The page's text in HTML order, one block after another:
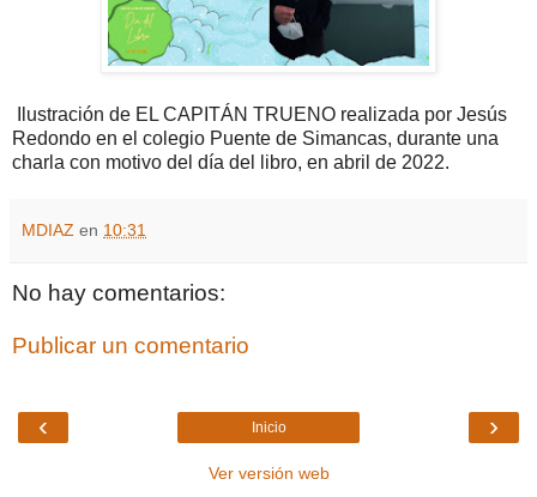
Ilustración de EL CAPITÁN TRUENO realizada por Jesús
Redondo en el colegio Puente de Simancas, durante una
charla con motivo del día del libro, en abril de 2022.
MDIAZ en 10:31
No hay comentarios:
Publicar un comentario
‹ ›
Inicio
Ver versión web